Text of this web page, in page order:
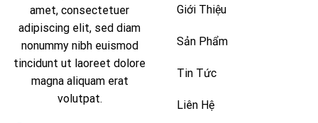
amet, consectetuer
adipiscing elit, sed diam
nonummy nibh euismod
tincidunt ut laoreet dolore
magna aliquam erat
volutpat.
Giới Thiệu
Sản Phẩm
Tin Tức
Liên Hệ